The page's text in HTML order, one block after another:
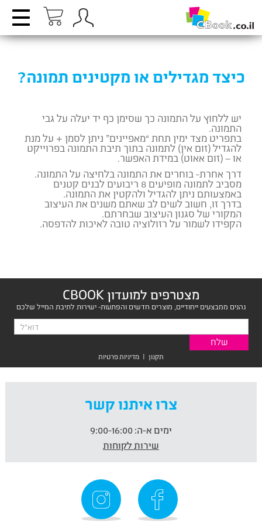
כיצד מגדילים או מקטינים תמונה?
יש ללחוץ על התמונה כך שסימן כף יד יעלה על גבי
התמונה.
בתפריט מצד ימין תחת “מאפיינים” ניתן לסמן + על מנת
להגדיל (זום אין) לתמונה בתוך תיבת התמונה בפרוייקט
או – (זום אאוט) במידת האפשר.
דרך אחרת- בוחרים את התמונה בלחיצה על התמונה.
מסביב לתמונה מופיעים 8 ריבועים לבנים קטנים
באמצעותם ניתן להגדיל ולהקטין את התמונה.
בדרך זו, חשוב לשים לב שאתם משנים את העיצוב
המקורי של סגנון העיצוב שבחרתם.
הקפידו לשמור על רזולוציה טובה לאיכות להדפסה.
מצטרפים למועדון CBOOK
נהנים ממבצעים ייחודיים, מוצרים חדשים והפתעות- ישירות לתיבת המייל שלכם
תקנון | מדיניות פרטיות
צרו איתנו קשר
ימים א-ה:
שירות לקוחות